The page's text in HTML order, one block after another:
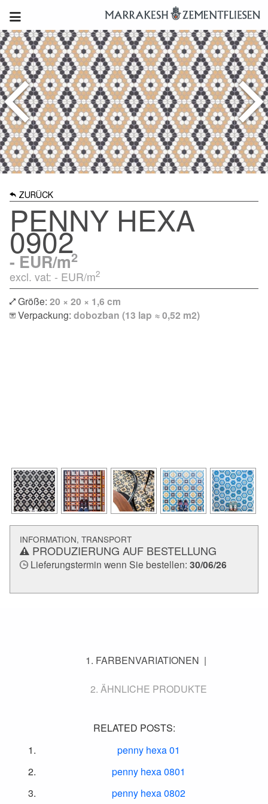
ZURÜCK
PENNY HEXA
0902
-EUR/m2
excl. vat: - EUR/m2
Größe: 20 × 20 × 1,6 cm
Verpackung: dobozban (13 lap ≈ 0,52 m2)
INFORMATION, TRANSPORT
PRODUZIERUNG AUF BESTELLUNG
Lieferungstermin wenn Sie bestellen: 30/06/26
FARBENVARIATIONEN
ÄHNLICHE PRODUKTE
RELATED POSTS:
penny hexa 01
penny hexa 0801
penny hexa 0802